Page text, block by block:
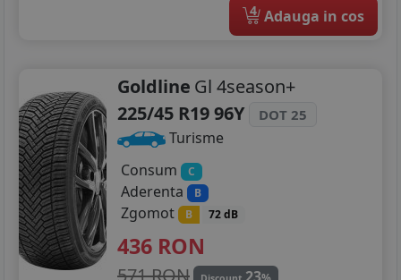
4 Adauga in cos
Goldline Gl 4season+
225/45 R19 96Y
DOT 25
Turisme
Consum
C
Aderenta B
Zgomot B 72 dB
436 RON